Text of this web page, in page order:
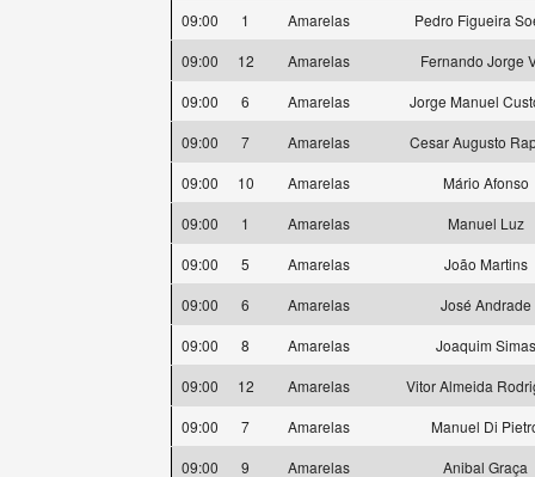
09:00
1 Amarelas
Pedro Figueira
09:00
12 Amarelas
Fernando Jorge
09:00
6 Amarelas
Jorge Manuel
09:00
7 Amarelas
Cesar Augusto
09:00
10 Amarelas
Mário Afonso
09:00
1 Amarelas
Manuel Luz
09:00
5 Amarelas
João Martins
09:00
6 Amarelas
José Andrade
09:00
8 Amarelas
Joaquim Simas
09:00
12 Amarelas
Vitor Almeida
09:00
7 Amarelas
Manuel Di
09:00
9 Amarelas
Anibal Graça